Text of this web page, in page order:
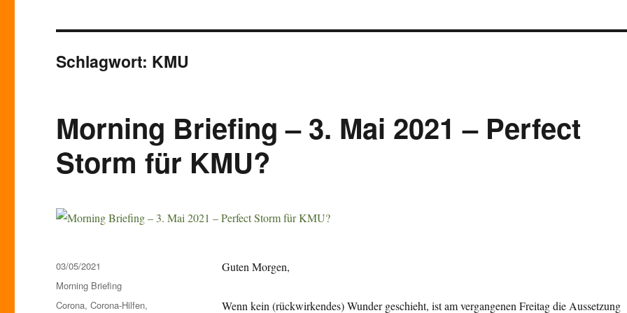
Schlagwort: KMU
Morning Briefing – 3. Mai 2021 – Perfect
Storm für KMU?
Guten Morgen,
Wenn kein (rückwirkendes) Wunder geschieht, ist am vergangenen Freitag die Aussetzung
Veröffentlicht
am
03/05/2021
Kategorien
Morning Briefing
Schlagwörter
Corona,Corona-Hilfen,